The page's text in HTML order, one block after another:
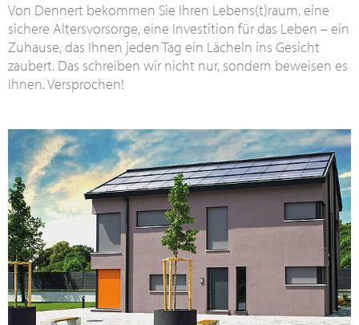
Von Dennert bekommen Sie Ihren Lebens(t)raum, eine
sichere Altersvorsorge, eine Investition für das Leben – ein
Zuhause, das Ihnen jeden Tag ein Lächeln ins Gesicht
zaubert. Das schreiben wir nicht nur, sondern beweisen es
Ihnen. Versprochen!